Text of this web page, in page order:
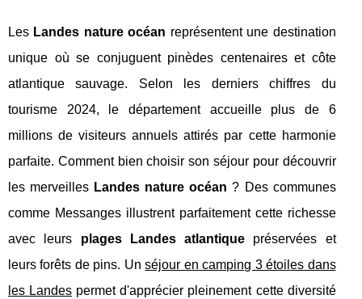
Les Landes nature océan représentent une destination
unique où se conjuguent pinèdes centenaires et côte
atlantique sauvage. Selon les derniers chiffres du
tourisme 2024, le département accueille plus de 6
millions de visiteurs annuels attirés par cette harmonie
parfaite. Comment bien choisir son séjour pour découvrir
les merveilles Landes nature océan ? Des communes
comme Messanges illustrent parfaitement cette richesse
avec leurs plages Landes atlantique préservées et
leurs forêts de pins. Unséjour en camping 3 étoiles dans
les Landes permet d'apprécier pleinement cette diversité